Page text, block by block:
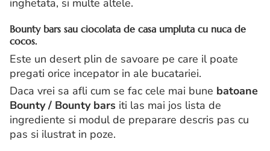
inghetata, si multe altele.
Bounty bars sau ciocolata de casa umpluta cu nuca de
cocos.
Este un desert plin de savoare pe care il poate
pregati orice incepator in ale bucatariei.
Daca vrei sa afli cum se fac cele mai bune batoane
Bounty / Bounty bars iti las mai jos lista de
ingrediente si modul de preparare descris pas cu
pas si ilustrat in poze.